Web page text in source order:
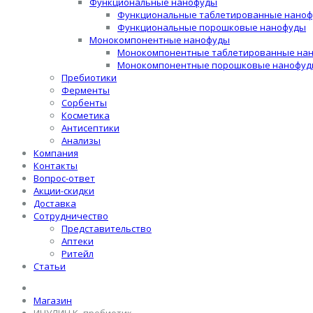
Функциональные таблетированные
Функциональные порошковые нанофуды
Монокомпонентные нанофуды
Монокомпонентные таблетированные
Монокомпонентные порошковые
Пребиотики
Ферменты
Сорбенты
Косметика
Антисептики
Анализы
Компания
Контакты
Вопрос-ответ
Акции-скидки
Доставка
Сотрудничество
Представительство
Аптеки
Ритейл
Статьи
Магазин